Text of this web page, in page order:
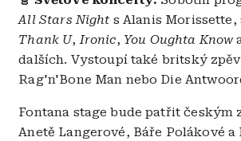
All Stars Night s Alanis
Thank U,Ironic, You Oughta Know
dalších. Vystoupí také britský
Rag'n'Bone Man nebo Die
Fontana stage bude patřit českým
Anetě Langerové, Báře Polákové a